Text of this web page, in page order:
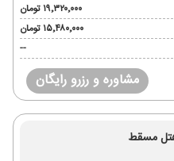
۱۹٬۳۲۰٬۰۰۰ تومان
۱۵٬۴۸۰٬۰۰۰ تومان
--
مشاوره و رزرو رایگان
هتل مسقط